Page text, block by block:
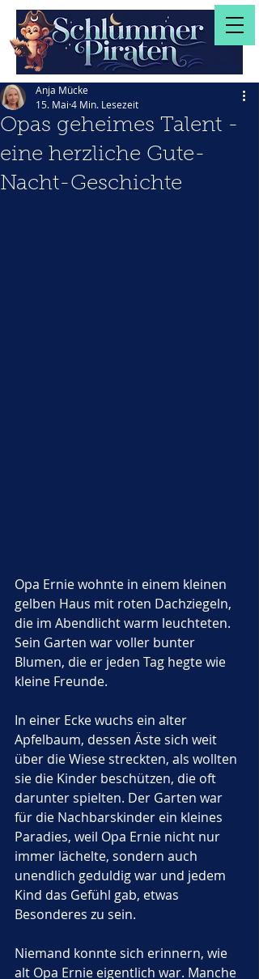
Opas geheimes Talent -
eine herzliche Gute-
Nacht-Geschichte
Anja Mücke
15. Mai 4 Min. Lesezeit
Opa Ernie wohnte in einem kleinen
gelben Haus mit roten Dachziegeln,
die im Abendlicht warm leuchteten.
Sein Garten war voller bunter
Blumen, die er jeden Tag hegte wie
kleine Freunde.
In einer Ecke wuchs ein alter
Apfelbaum, dessen Äste sich weit
über die Wiese streckten, als wollten
sie die Kinder beschützen, die oft
darunter spielten. Der Garten war
für die Nachbarskinder ein kleines
Paradies, weil Opa Ernie nicht nur
immer lächelte, sondern auch
unendlich geduldig war und jedem
Kind das Gefühl gab, etwas
Besonderes zu sein.
Niemand konnte sich erinnern, wie
alt Opa Ernie eigentlich war. Manche